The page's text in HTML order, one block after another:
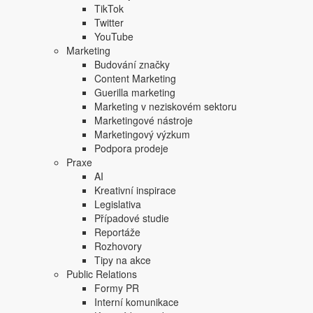
TikTok
Twitter
YouTube
Marketing
Budování značky
Content Marketing
Guerilla marketing
Marketing v neziskovém sektoru
Marketingové nástroje
Marketingový výzkum
Podpora prodeje
Praxe
AI
Kreativní inspirace
Legislativa
Případové studie
Reportáže
Rozhovory
Tipy na akce
Public Relations
Formy PR
Interní komunikace
prohlížení a podpořit sdílení.
Zdroje: www.mashable.com, www.marketingland.com
Štítky dokumentu:
Sdílejte tento článek:
Podobné články:
Čeští youtubeři, influenceři i podcasteři mají nově
hájit zájmy tvůrců a kultivovat online prostor
Studie: Lidé publikují na sociálních sítích méně a
Top články
Měli jsme s vámi mluvit dříve, tvrdí KFC. Jde o